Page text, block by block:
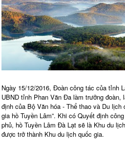
Ngày 15/12/2016, Đoàn công tác của tỉnh
UBND tỉnh Phan Văn Đa làm trưởng đoàn,
định của Bộ Văn hóa - Thể thao và Du lịch
gia hồ Tuyền Lâm”. Khi có Quyết định
phủ, hồ Tuyền Lâm Đà Lạt sẽ là Khu du
được trở thành Khu du lịch quốc gia.